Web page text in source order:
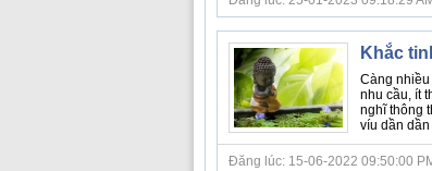
Khắc
Càng nhiều
nhu cầu, ít
nghĩ thông
víu dần dần
Đăng lúc: 15-06-2022 09:50:00